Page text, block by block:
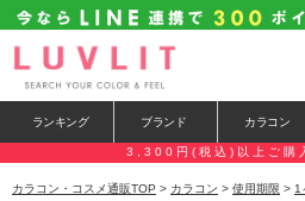
ランキング ブランド カラコン
3,300円(税込)以上ご購
カラコン・コスメ通販TOP > カラコン > 使用期限 > 1